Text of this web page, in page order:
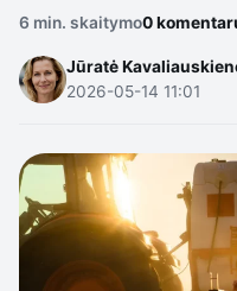
6 min. skaitymo0
Jūratė
2026-05-14 11:01